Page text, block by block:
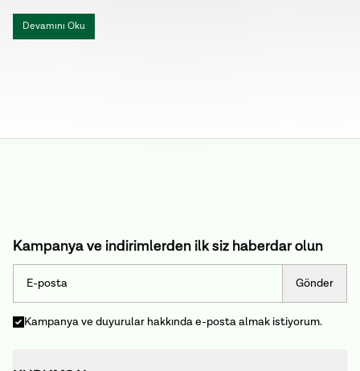
Türk peynirleri arasında öne çıkan Mihaliç peyniri, Bergama Tulum,
İzmir Tulum ve Cunda Tulum ise hem üretim yöntemleri hem de
lezzet profilleriyle birbirinden ayrılır.
Devamını Oku
Kampanya ve indirimlerden ilk siz haberdar olun
Gönder
Kampanya ve duyurular hakkında e-posta almak istiyorum.